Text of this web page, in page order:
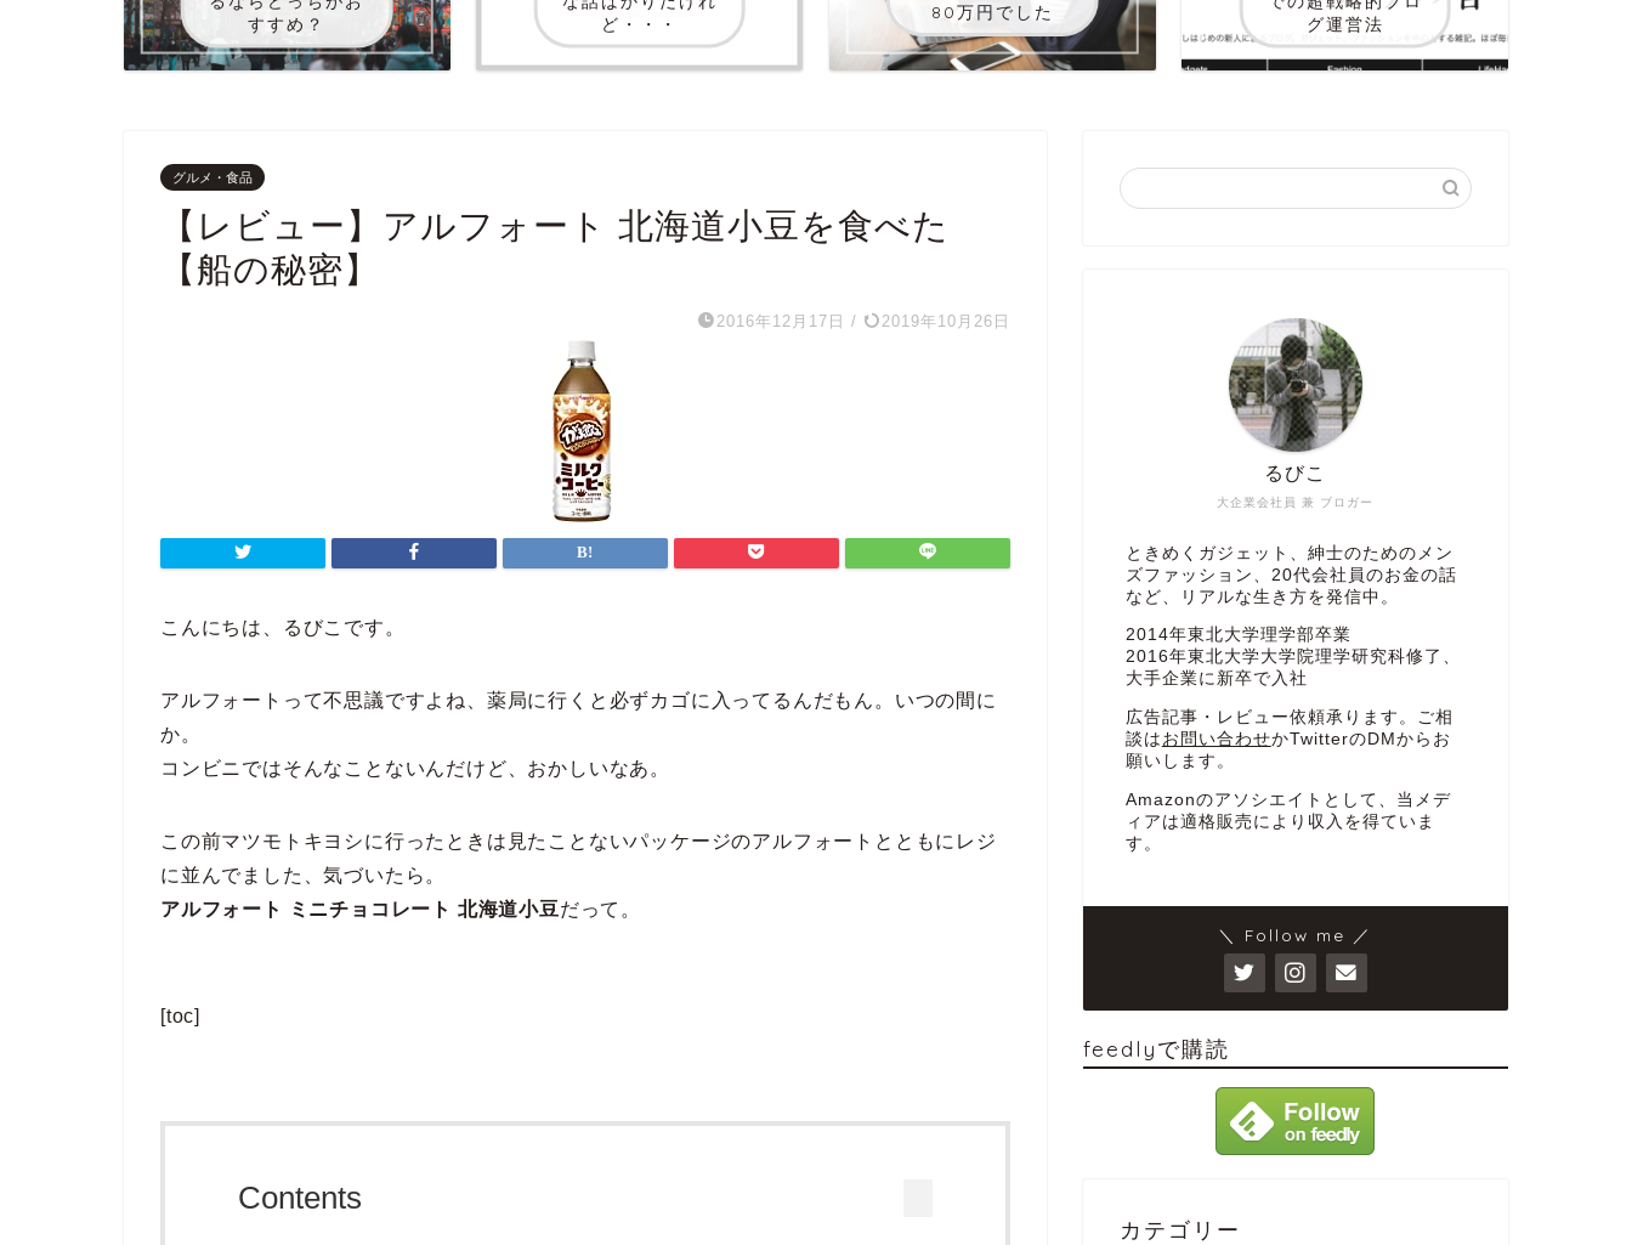
すすめ？
ど・・・
80万円でした
グ運営法
グルメ・食品
【レビュー】アルフォート 北海道小豆を食べた
【船の秘密】
2016年12月17日 / 2019年10月26日
こんにちは、るびこです。
アルフォートって不思議ですよね、薬局に行くと必ずカゴに入ってるんだもん。いつの間に
か。
コンビニではそんなことないんだけど、おかしいなあ。
この前マツモトキヨシに行ったときは見たことないパッケージのアルフォートとともにレジ
に並んでました、気づいたら。
アルフォート ミニチョコレート 北海道小豆だって。
[toc]
Contents
大企業会社員 兼 ブロガー
るびこ
ときめくガジェット、紳士のためのメン
ズファッション、20代会社員のお金の話
など、リアルな生き方を発信中。
2014年東北大学理学部卒業
2016年東北大学大学院理学研究科修了、
大手企業に新卒で入社
広告記事・レビュー依頼承ります。ご相
談は お問い合わせかTwitterのDMからお
願いします。
Amazonのアソシエイトとして、当メデ
ィアは適格販売により収入を得ていま
す。
＼ Follow me ／
feedlyで購読
カテゴリー